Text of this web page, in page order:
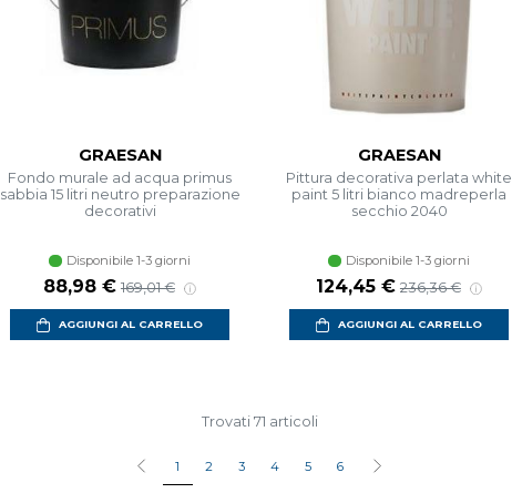
GRAESAN
Fondo murale ad acqua primus
sabbia 15 litri neutro preparazione
decorativi
Disponibile 1-3 giorni
88,98 € 169,01 €
AGGIUNGI AL CARRELLO
GRAESAN
Pittura decorativa perlata white
paint 5 litri bianco madreperla
secchio 2040
Disponibile 1-3 giorni
124,45 € 236,36 €
AGGIUNGI AL CARRELLO
Trovati 71 articoli
1 2 3 4 5 6